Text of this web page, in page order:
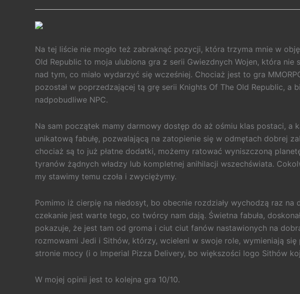
Na tej liście nie mogło też zabraknąć pozycji, która trzyma mnie w
Old Republic to moja ulubiona gra z serii Gwiezdnych Wojen, która nie
nad tym, co miało wydarzyć się wcześniej. Chociaż jest to gra
pozostał w poprzedzającej tą grę serii Knights Of The Old Republic, a
nadpobudliwe NPC.
Na sam początek mamy darmowy dostęp do aż ośmiu klas postaci, a
unikatową fabułę, pozwalającą na zatopienie się w odmętach dobrej
chociaż są to już płatne dodatki, możemy ratować wyniszczoną
tyranów żądnych władzy lub kompletnej anihilacji wszechświata.
my stawimy temu czoła i zwyciężymy.
Pomimo iż cierpię na niedosyt, bo obecnie rozdziały wychodzą raz na
czekanie jest warte tego, co twórcy nam dają. Świetna fabuła,
pokazuje, że jest tam od groma i ciut ciut fanów nastawionych na
rozmowami Jedi i Sithów, którzy, wcieleni w swoje role, wymieniają się
stronie mocy (i o Imperial Pizza Delivery, bo większości logo Sithów
W mojej opinii jest to kolejna gra 10/10.